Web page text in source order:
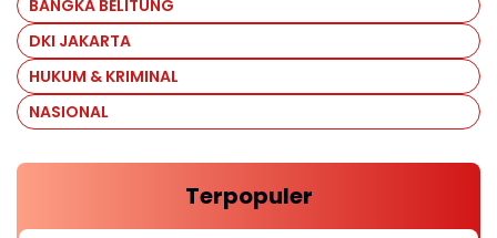
BANGKA BELITUNG
DKI JAKARTA
HUKUM & KRIMINAL
NASIONAL
Terpopuler